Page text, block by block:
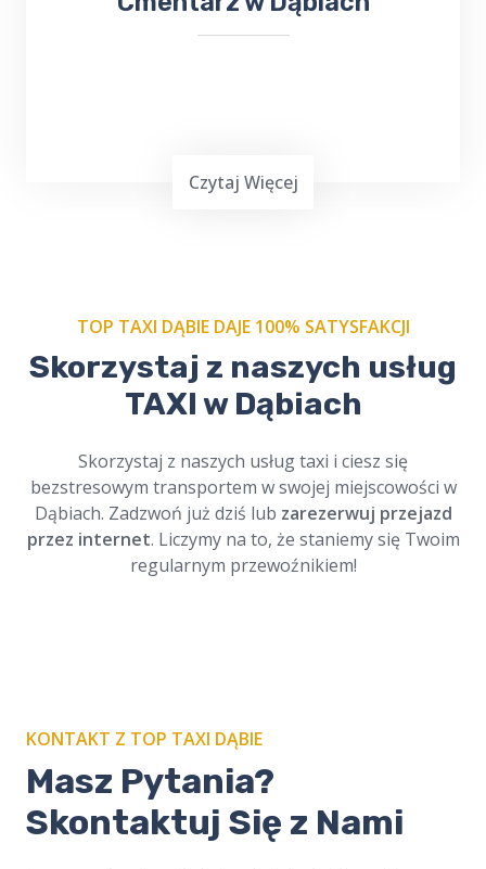
Zamów naszetaxi na cmentarz w Dąbiachi
podróżuj w spokoju. Profesjonalni kierowcy,
zawsze na czas. Cichy i bezpieczny przejazd.
Czytaj Więcej
TOP TAXI DĄBIE DAJE 100% SATYSFAKCJI
Skorzystaj z naszych usług
TAXI w Dąbiach
Skorzystaj z naszych usług taxi i ciesz się
bezstresowym transportem w swojej miejscowości w
Dąbiach. Zadzwoń już dziś lub zarezerwuj przejazd
przez internet. Liczymy na to, że staniemy się Twoim
regularnym przewoźnikiem!
KONTAKT Z TOP TAXI DĄBIE
Masz Pytania?
Skontaktuj Się z Nami